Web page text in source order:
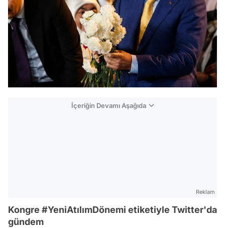
İçeriğin Devamı Aşağıda
Reklam
Kongre #YeniAtılımDönemi etiketiyle Twitter'da
gündem